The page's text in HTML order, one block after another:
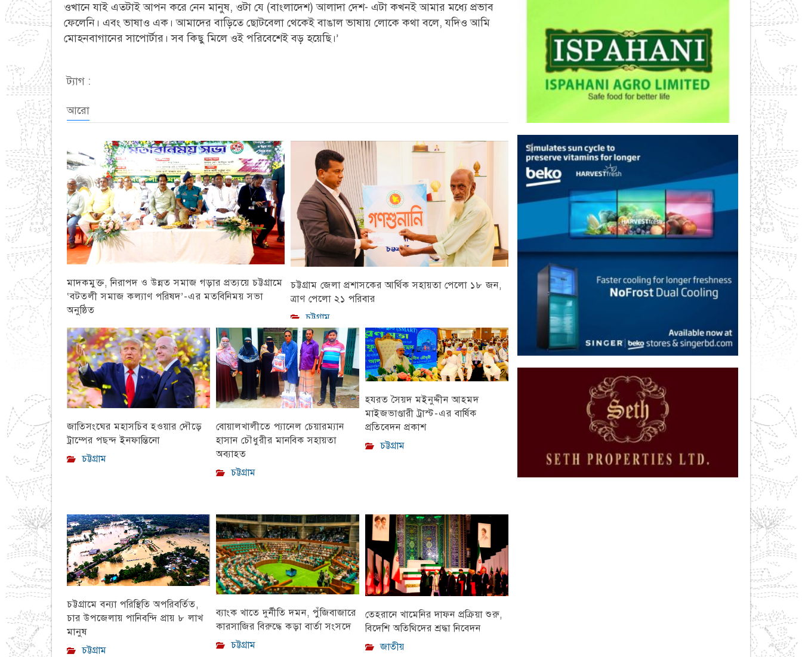
ওখানে যাই এতটাই আপন করে নেন মানুষ, ওটা যে (বাংলাদেশ) আলাদা দেশ- এটা কখনই আমার মধ্যে প্রভাব
ফেলেনি। এবং ভাষাও এক। আমাদের বাড়িতে ছোটবেলা থেকেই বাঙাল ভাষায় লোকে কথা বলে, যদিও আমি
মোহনবাগানের সাপোর্টার। সব কিছু মিলে ওই পরিবেশেই বড় হয়েছি।’
ট্যাগ :
আরো
মাদকমুক্ত, নিরাপদ ও উন্নত সমাজ গড়ার প্রত্যয়ে চট্টগ্রামে
‘বটতলী সমাজ কল্যাণ পরিষদ’-এর মতবিনিময় সভা
অনুষ্ঠিত
চট্টগ্রাম
চট্টগ্রাম জেলা প্রশাসকের আর্থিক সহায়তা পেলো ১৮ জন,
ত্রাণ পেলো ২১ পরিবার
চট্টগ্রাম
জাতিসংঘের মহাসচিব হওয়ার দৌড়ে
ট্রাম্পের পছন্দ ইনফান্তিনো
চট্টগ্রাম
বোয়ালখালীতে প্যানেল চেয়ারম্যান
হাসান চৌধুরীর মানবিক সহায়তা
অব্যাহত
চট্টগ্রাম
হযরত সৈয়দ মইনুদ্দীন আহমদ
মাইজভাণ্ডারী ট্রাস্ট-এর বার্ষিক
প্রতিবেদন প্রকাশ
চট্টগ্রাম
চট্টগ্রামে বন্যা পরিস্থিতি অপরিবর্তিত,
চার উপজেলায় পানিবন্দি প্রায় ৮ লাখ
মানুষ
চট্টগ্রাম
ব্যাংক খাতে দুর্নীতি দমন, পুঁজিবাজারে
কারসাজির বিরুদ্ধে কড়া বার্তা সংসদে
চট্টগ্রাম
তেহরানে খামেনির দাফন প্রক্রিয়া শুরু,
বিদেশি অতিথিদের শ্রদ্ধা নিবেদন
জাতীয়